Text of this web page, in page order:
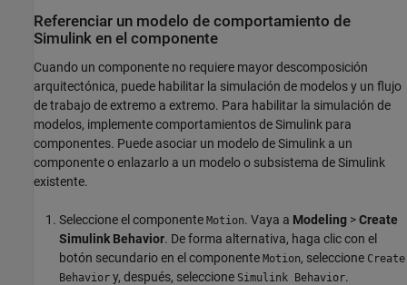
Referenciar un modelo de comportamiento de
Simulink en el componente
Cuando un componente no requiere mayor descomposición
arquitectónica, puede habilitar la simulación de modelos y un flujo
de trabajo de extremo a extremo. Para habilitar la simulación de
modelos, implemente comportamientos de Simulink para
componentes. Puede asociar un modelo de Simulink a un
componente o enlazarlo a un modelo o subsistema de Simulink
existente.
Seleccione el componente Motion. Vaya a Modeling >Create
Simulink Behavior. De forma alternativa, haga clic con el
botón secundario en el componente Motion, seleccione Create
Behavior y, después, seleccione Simulink Behavior.